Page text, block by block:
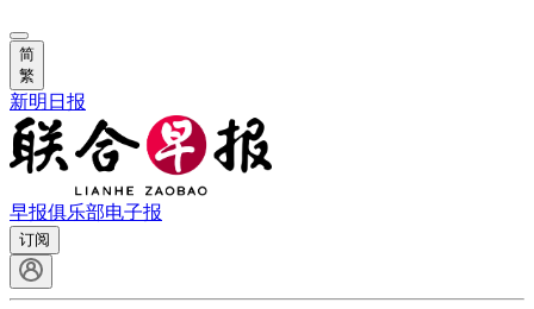
简
繁
新明日报
早报俱乐部电子报
订阅